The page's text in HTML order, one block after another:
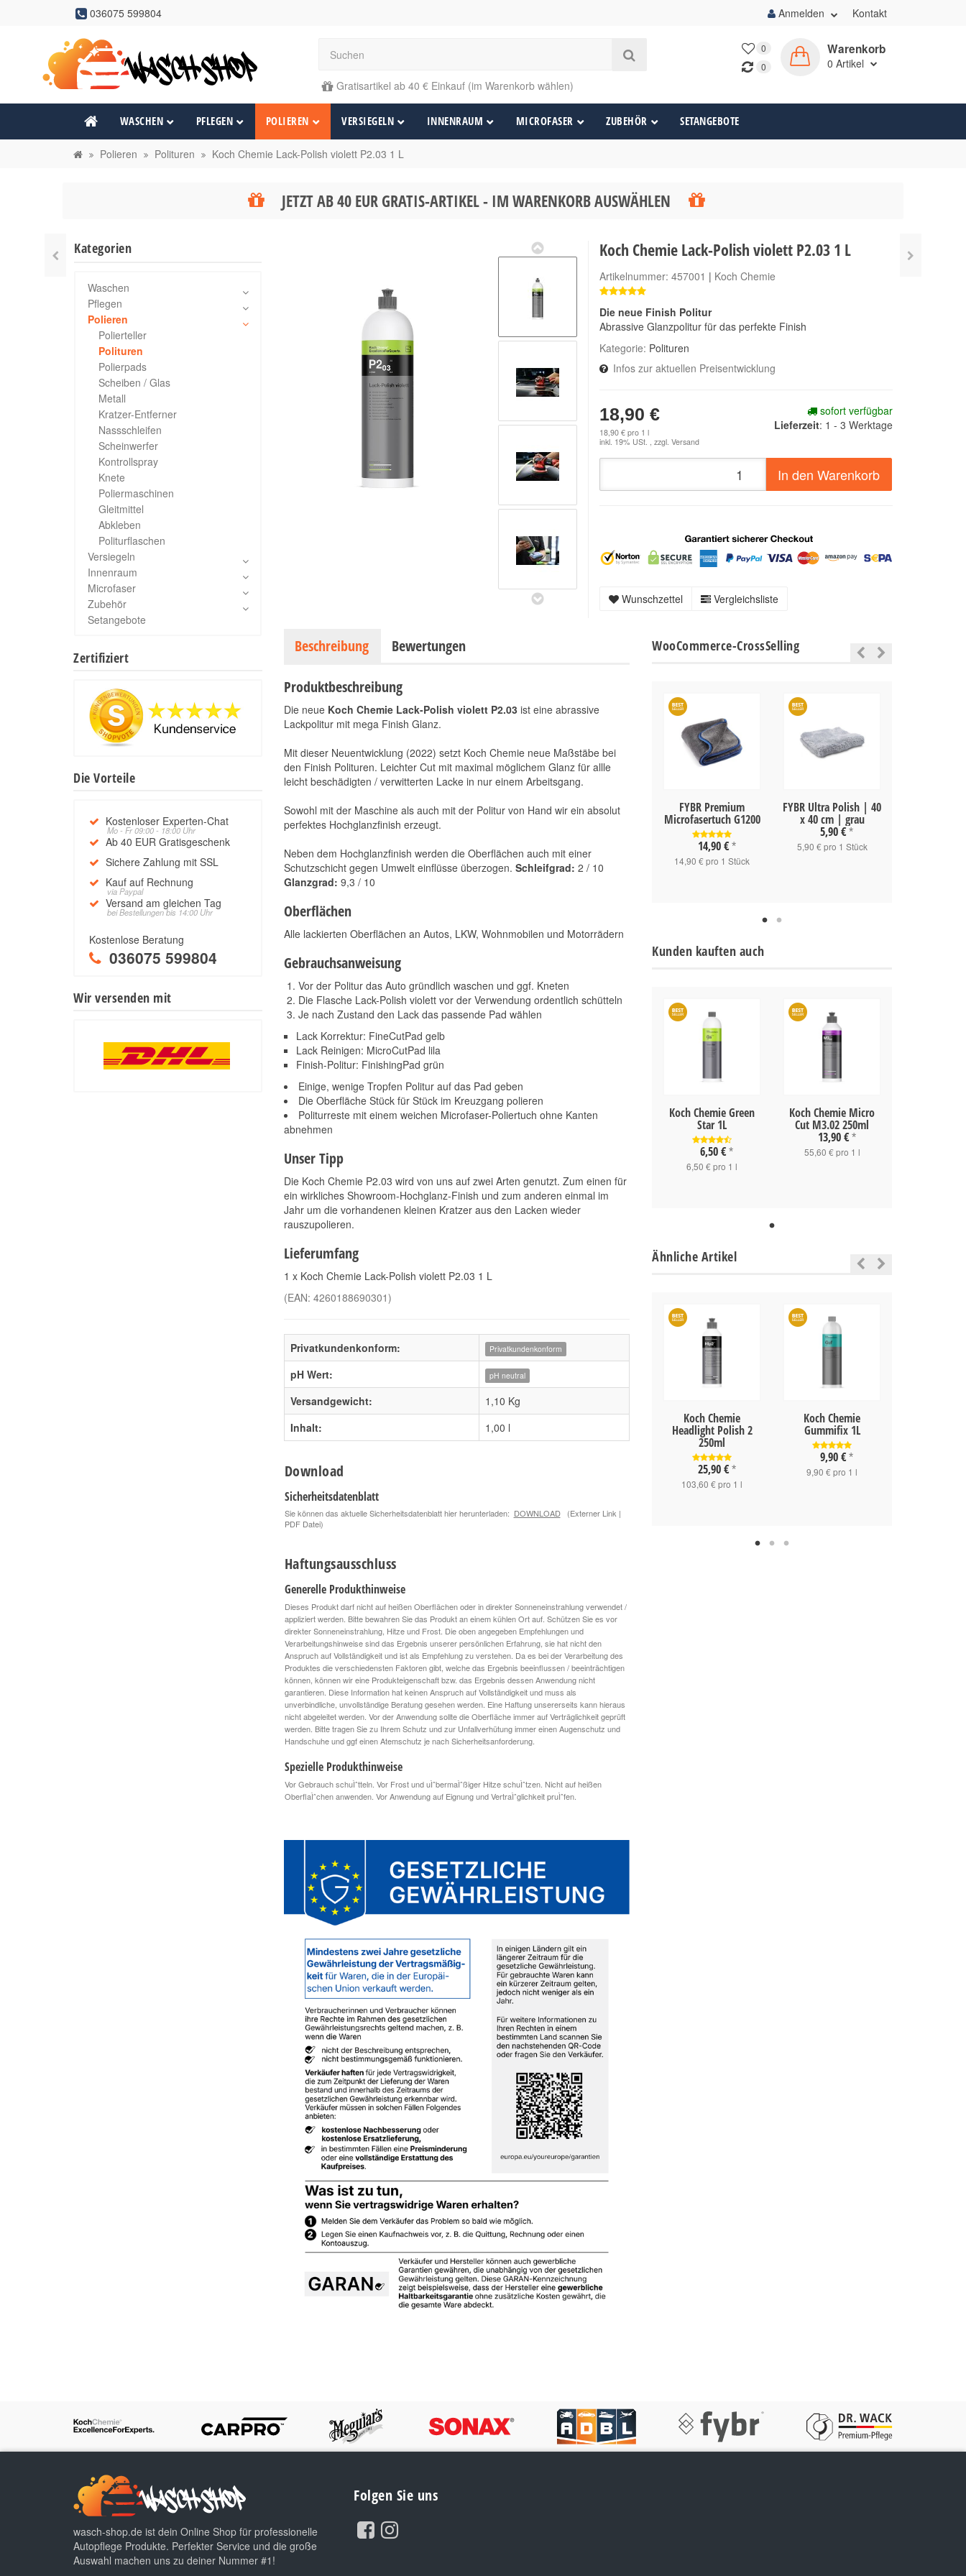
036075 599804 Anmelden Kontakt
Gratisartikel ab 40 € Einkauf (im Warenkorb wählen)
0
0
Warenkorb
0 Artikel
WASCHEN PFLEGEN POLIEREN VERSIEGELN INNENRAUM MICROFASER ZUBEHÖR SETANGEBOTE
Polieren Polituren Koch Chemie Lack-Polish violett P2.03 1 L
JETZT AB 40 EUR GRATIS-ARTIKEL - IM WARENKORB AUSWÄHLEN
Koch Chemie Lack-Polish violett P2.03 1 L
Artikelnummer:457001 | Koch Chemie
Die neue Finish Politur
Abrassive Glanzpolitur für das perfekte Finish
Kategorie: Polituren
Infos zur aktuellen Preisentwicklung
18,90 €
18,90 € pro 1 l
inkl. 19% USt. , zzgl.Versand
sofort verfügbar
Lieferzeit: 1 - 3 Werktage
In den Warenkorb
Wunschzettel Vergleichsliste
Beschreibung Bewertungen
Produktbeschreibung
Die neue Koch Chemie Lack-Polish violett P2.03 ist eine abrassive
Lackpolitur mit mega Finish Glanz.
Mit dieser Neuentwicklung (2022) setzt Koch Chemie neue Maßstäbe bei
den Finish Polituren. Leichter Cut mit maximal möglichem Glanz für allle
leicht beschädigten / verwitterten Lacke in nur einem Arbeitsgang.
Sowohl mit der Maschine als auch mit der Politur von Hand wir ein absolut
perfektes Hochglanzfinish erzeugt.
Neben dem Hochglanzfinish werden die Oberflächen auch mit einer
Schutzschicht gegen Umwelt einflüsse überzogen. Schleifgrad: 2 / 10
Glanzgrad: 9,3 / 10
Oberflächen
Alle lackierten Oberflächen an Autos, LKW, Wohnmobilen und Motorrädern
Gebrauchsanweisung
Vor der Politur das Auto gründlich waschen und ggf. Kneten
Die Flasche Lack-Polish violett vor der Verwendung ordentlich schütteln
Je nach Zustand den Lack das passende Pad wählen
Lack Korrektur: FineCutPad gelb
Lack Reinigen: MicroCutPad lila
Finish-Politur: FinishingPad grün
Einige, wenige Tropfen Politur auf das Pad geben
Die Oberfläche Stück für Stück im Kreuzgang polieren
Politurreste mit einem weichen Microfaser-Poliertuch ohne Kanten
abnehmen
Unser Tipp
Die Koch Chemie P2.03 wird von uns auf zwei Arten genutzt. Zum einen für
ein wirkliches Showroom-Hochglanz-Finish und zum anderen einmal im
Jahr um die vorhandenen kleinen Kratzer aus den Lacken wieder
rauszupolieren.
Lieferumfang
1 x Koch Chemie Lack-Polish violett P2.03 1 L
(EAN: 4260188690301)
Privatkundenkonform: Privatkundenkonform
pH Wert: pH neutral
Versandgewicht:
1,10 Kg
Inhalt:
1,00 l
Download
Sicherheitsdatenblatt
Sie können das aktuelle Sicherheitsdatenblatt hier herunterladen: DOWNLOAD
(Externer Link |
PDF Datei)
Haftungsausschluss
Generelle Produkthinweise
Dieses Produkt darf nicht auf heißen Oberflächen oder in direkter Sonneneinstrahlung verwendet /
appliziert werden. Bitte bewahren Sie das Produkt an einem kühlen Ort auf. Schützen Sie es vor
direkter Sonneneinstrahlung, Hitze und Frost. Die oben angegeben Empfehlungen und
Verarbeitungshinweise sind das Ergebnis unserer persönlichen Erfahrung, sie hat nicht den
Anspruch auf Vollständigkeit und ist als Empfehlung zu verstehen. Da es bei der Verarbeitung des
Produktes die verschiedensten Faktoren gibt, welche das Ergebnis beeinflussen / beeinträchtigen
können, können wir eine Produkteigenschaft bzw. das Ergebnis dessen Anwendung nicht
garantieren. Diese Information hat keinen Anspruch auf Vollständigkeit und muss als
unverbindliche, unvollständige Beratung gesehen werden. Eine Haftung unsererseits kann hieraus
nicht abgeleitet werden. Vor der Anwendung sollte die Oberfläche immer auf Verträglichkeit geprüft
werden. Bitte tragen Sie zu Ihrem Schutz und zur Unfallverhütung immer einen Augenschutz und
Handschuhe und ggf einen Atemschutz je nach Sicherheitsanforderung.
Spezielle Produkthinweise
Vor Gebrauch schuÌˆtteln. Vor Frost und uÌˆbermaÌˆßiger Hitze schuÌˆtzen. Nicht auf heißen
OberflaÌˆchen anwenden. Vor Anwendung auf Eignung und VertraÌˆglichkeit pruÌˆfen.
WooCommerce-CrossSelling
FYBR Ultra Polish | 40
x 40 cm | grau
Rupes BigFoot
LHR15ES Std
FYBR Premium
Microfasertuch G1200
14,90 € *
14,90 € pro 1 Stück
FYBR Ultra Polish | 40
x 40 cm | grau
5,90 € *
5,90 € pro 1 Stück
Kunden kauften auch
Koch Chemie Green
Star 1L
6,50 € *
6,50 € pro 1 l
Koch Chemie Micro
Cut M3.02 250ml
13,90 € *
55,60 € pro 1 l
Ähnliche Artikel
Koch Chemie x The
Finisher Clear View |
500ml
Koch Chemie Panel
500ml
Koch Chemie
Headlight Polish 2
250ml
25,90 € *
103,60 € pro 1 l
Koch Chemie
Gummifix 1L
9,90 € *
9,90 € pro 1 l
Kategorien
Waschen
Pflegen
Polieren
Polierteller
Polituren
Polierpads
Scheiben / Glas
Metall
Kratzer-Entferner
Nassschleifen
Scheinwerfer
Kontrollspray
Knete
Poliermaschinen
Gleitmittel
Abkleben
Politurflaschen
Versiegeln
Innenraum
Microfaser
Zubehör
Setangebote
Zertifiziert
Die Vorteile
Kostenloser Experten-Chat
Mo - Fr 09:00 - 18:00 Uhr
Ab 40 EUR Gratisgeschenk
Sichere Zahlung mit SSL
Kauf auf Rechnung
via Paypal
Versand am gleichen Tag
bei Bestellungen bis 14:00 Uhr
Kostenlose Beratung
036075 599804
Wir versenden mit
wasch-shop.de ist dein Online Shop für professionelle
Autopflege Produkte. Perfekter Service und die große
Auswahl machen uns zu deiner Nummer #1!
Folgen Sie uns